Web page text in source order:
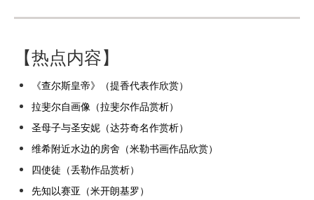
【热点内容】
《查尔斯皇帝》（提香代表作欣赏）
拉斐尔自画像（拉斐尔作品赏析）
圣母子与圣安妮（达芬奇名作赏析）
维希附近水边的房舍（米勒书画作品欣赏）
四使徒（丢勒作品赏析）
先知以赛亚（米开朗基罗）